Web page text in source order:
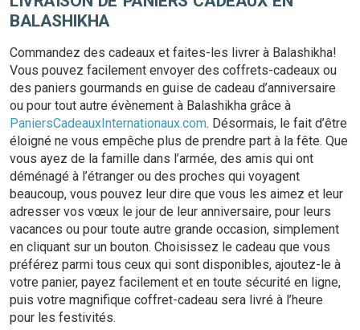
BALASHIKHA
Commandez des cadeaux et faites-les livrer à Balashikha!
Vous pouvez facilement envoyer des coffrets-cadeaux ou
des paniers gourmands en guise de cadeau d’anniversaire
ou pour tout autre évènement à Balashikha grâce à
PaniersCadeauxInternationaux.com. Désormais, le fait d’être
éloigné ne vous empêche plus de prendre part à la fête. Que
vous ayez de la famille dans l’armée, des amis qui ont
déménagé à l’étranger ou des proches qui voyagent
beaucoup, vous pouvez leur dire que vous les aimez et leur
adresser vos vœux le jour de leur anniversaire, pour leurs
vacances ou pour toute autre grande occasion, simplement
en cliquant sur un bouton. Choisissez le cadeau que vous
préférez parmi tous ceux qui sont disponibles, ajoutez-le à
votre panier, payez facilement et en toute sécurité en ligne,
puis votre magnifique coffret-cadeau sera livré à l’heure
pour les festivités.